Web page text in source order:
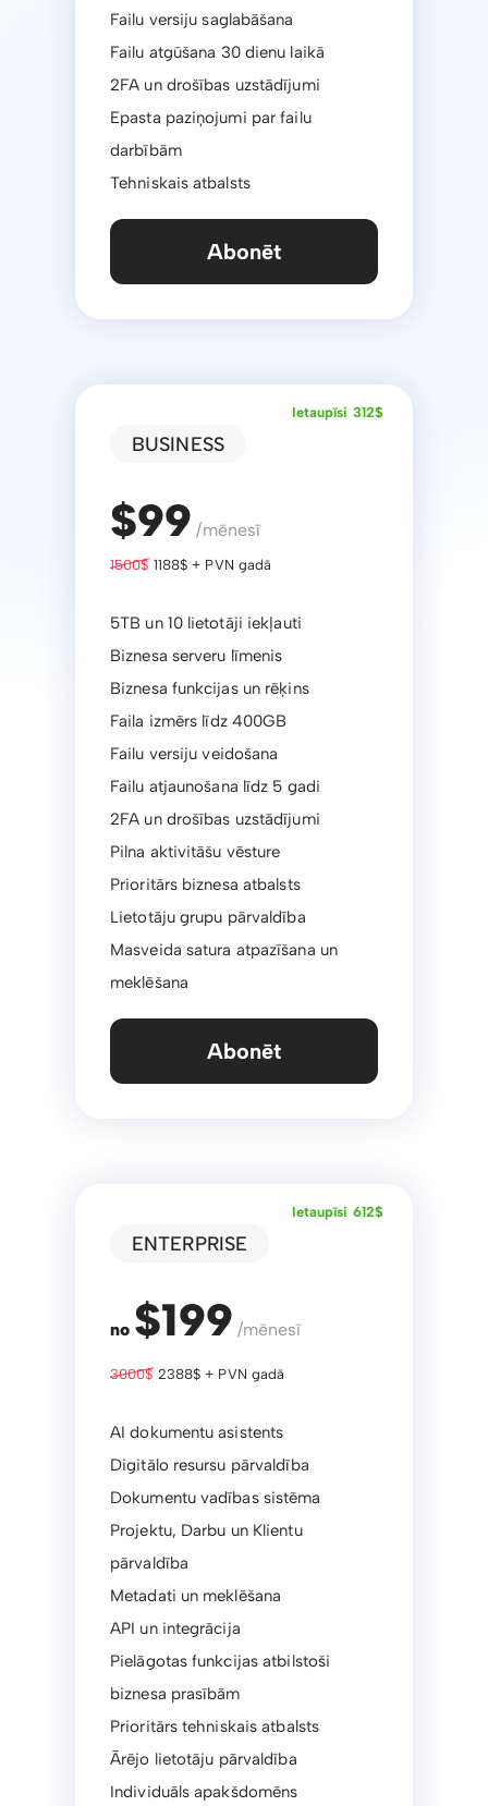
Failu versiju saglabāšana
Failu atgūšana 30 dienu laikā
2FA un drošības uzstādījumi
Epasta paziņojumi par failu
darbībām
Tehniskais atbalsts
Abonēt
Ietaupīsi 312$
BUSINESS
$99 /mēnesī
1500$1188$ + PVN gadā
5TB un 10 lietotāji iekļauti
Biznesa serveru līmenis
Biznesa funkcijas un rēķins
Faila izmērs līdz 400GB
Failu versiju veidošana
Failu atjaunošana līdz 5 gadi
2FA un drošības uzstādījumi
Pilna aktivitāšu vēsture
Prioritārs biznesa atbalsts
Lietotāju grupu pārvaldība
Masveida satura atpazīšana un
meklēšana
Abonēt
Ietaupīsi 612$
ENTERPRISE
no $199 /mēnesī
3000$2388$ + PVN gadā
AI dokumentu asistents
Digitālo resursu pārvaldība
Dokumentu vadības sistēma
Projektu, Darbu un Klientu
pārvaldība
Metadati un meklēšana
API un integrācija
Pielāgotas funkcijas atbilstoši
biznesa prasībām
Prioritārs tehniskais atbalsts
Ārējo lietotāju pārvaldība
Individuāls apakšdomēns